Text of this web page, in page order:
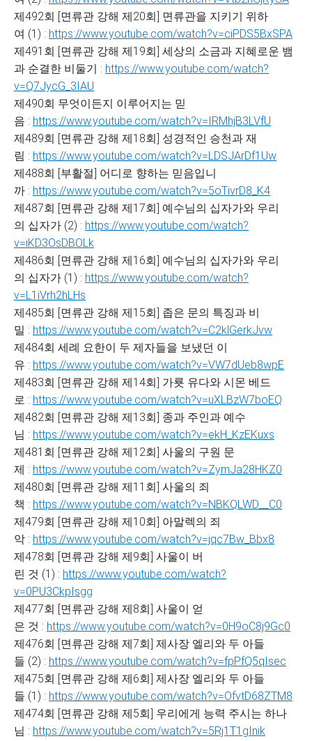
제492회 [면류관 강해 제20회] 면류관을 지키기 위하
여 (1) : https://www.youtube.com/watch?v=ciPDS5BxSPA
제491회 [면류관 강해 제19회] 세상의 소금과 지혜로운 뱀
과 순결한 비둘기 : https://www.youtube.com/watch?
v=Q7JycG_3IAU
제490회 무엇이든지 이루어지는 믿
음 : https://www.youtube.com/watch?v=IRMhjB3LVfU
제489회 [면류관 강해 제18회] 성경적인 승천과 재
림 : https://www.youtube.com/watch?v=LDSJArDf1Uw
제488회 [부활절] 어디로 향하는 믿음입니
까 : https://www.youtube.com/watch?v=5oTivrD8_K4
제487회 [면류관 강해 제17회] 예수님의 십자가와 우리
의 십자가 (2) : https://www.youtube.com/watch?
v=iKD3OsDBOLk
제486회 [면류관 강해 제16회] 예수님의 십자가와 우리
의 십자가 (1) : https://www.youtube.com/watch?
v=L1iVrh2hLHs
제485회 [면류관 강해 제15회] 좁은 문의 특징과 비
밀 : https://www.youtube.com/watch?v=C2klGerkJvw
제484회 세례 요한이 두 제자들을 보냈던 이
유 : https://www.youtube.com/watch?v=VW7dUeb8wpE
제483회 [면류관 강해 제14회] 가룟 유다와 시몬 베드
로 : https://www.youtube.com/watch?v=uXLBzW7boEQ
제482회 [면류관 강해 제13회] 종과 주인과 예수
님 : https://www.youtube.com/watch?v=ekH_KzEKuxs
제481회 [면류관 강해 제12회] 사울의 구원 문
제 : https://www.youtube.com/watch?v=ZymJa28HKZ0
제480회 [면류관 강해 제11회] 사울의 죄
책 : https://www.youtube.com/watch?v=NBKQLWD__C0
제479회 [면류관 강해 제10회] 아말렉의 죄
악 : https://www.youtube.com/watch?v=jqc7Bw_Bbx8
제478회 [면류관 강해 제9회] 사울이 버
린 것 (1) : https://www.youtube.com/watch?
v=0PU3CkpIsgg
제477회 [면류관 강해 제8회] 사울이 얻
은 것 : https://www.youtube.com/watch?v=0H9oC8j9Gc0
제476회 [면류관 강해 제7회] 제사장 엘리와 두 아들
들 (2) : https://www.youtube.com/watch?v=fpPfQ5qIsec
제475회 [면류관 강해 제6회] 제사장 엘리와 두 아들
들 (1) : https://www.youtube.com/watch?v=OfvtD68ZTM8
제474회 [면류관 강해 제5회] 우리에게 능력 주시는 하나
님 : https://www.youtube.com/watch?v=5Rj1T1gInik